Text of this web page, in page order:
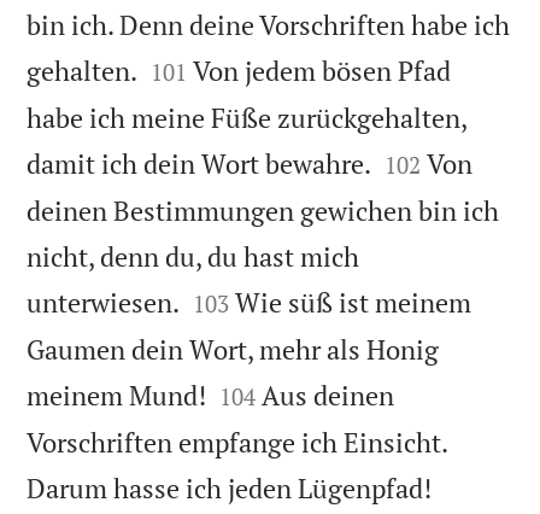
bin ich. Denn deine Vorschriften habe ich
gehalten. 

101 Von jedem bösen Pfad
habe ich meine Füße zurückgehalten,
damit ich dein Wort bewahre. 

102 Von
deinen Bestimmungen gewichen bin ich
nicht, denn du, du hast mich
unterwiesen. 

103 Wie süß ist meinem
Gaumen dein Wort, mehr als Honig
meinem Mund! 

104 Aus deinen
Vorschriften empfange ich Einsicht.
Darum hasse ich jeden Lügenpfad!